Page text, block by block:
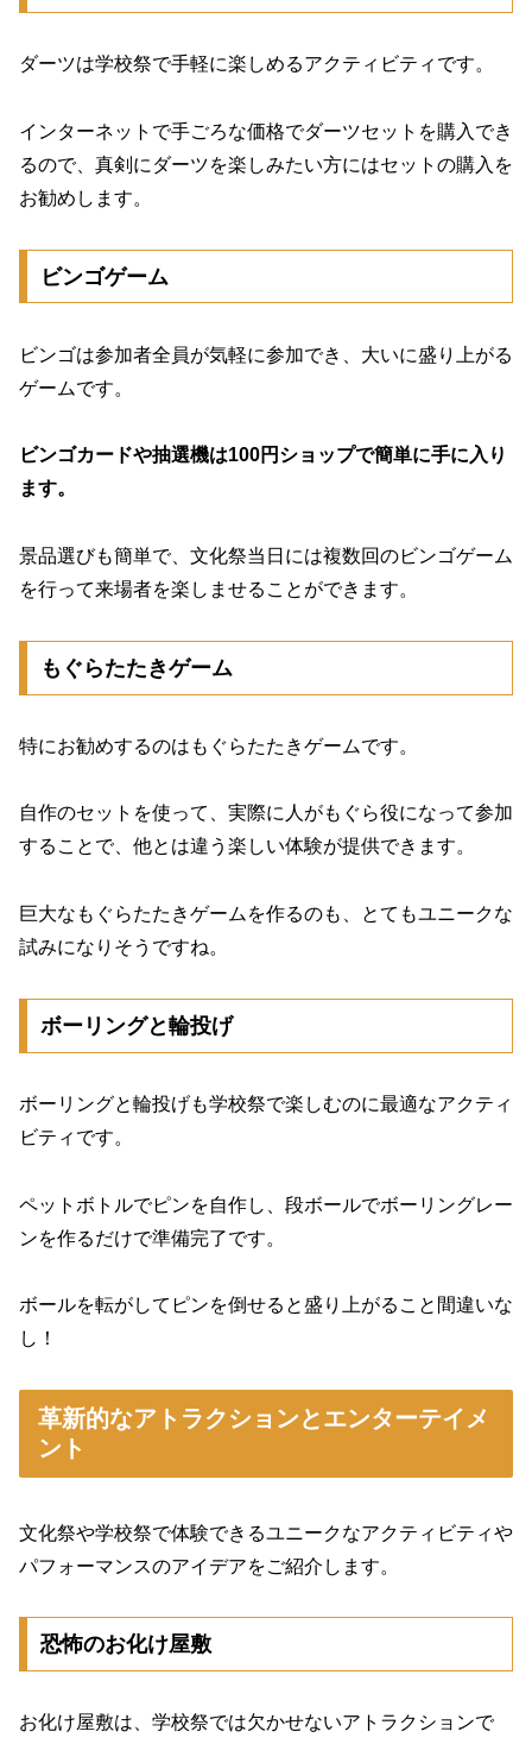
ダーツは学校祭で手軽に楽しめるアクティビティです。
インターネットで手ごろな価格でダーツセットを購入でき
るので、真剣にダーツを楽しみたい方にはセットの購入を
お勧めします。
ビンゴゲーム
ビンゴは参加者全員が気軽に参加でき、大いに盛り上がる
ゲームです。
ビンゴカードや抽選機は100円ショップで簡単に手に入り
ます。
景品選びも簡単で、文化祭当日には複数回のビンゴゲーム
を行って来場者を楽しませることができます。
もぐらたたきゲーム
特にお勧めするのはもぐらたたきゲームです。
自作のセットを使って、実際に人がもぐら役になって参加
することで、他とは違う楽しい体験が提供できます。
巨大なもぐらたたきゲームを作るのも、とてもユニークな
試みになりそうですね。
ボーリングと輪投げ
ボーリングと輪投げも学校祭で楽しむのに最適なアクティ
ビティです。
ペットボトルでピンを自作し、段ボールでボーリングレー
ンを作るだけで準備完了です。
ボールを転がしてピンを倒せると盛り上がること間違いな
し！
革新的なアトラクションとエンターテイメ
ント
文化祭や学校祭で体験できるユニークなアクティビティや
パフォーマンスのアイデアをご紹介します。
恐怖のお化け屋敷
お化け屋敷は、学校祭では欠かせないアトラクションで